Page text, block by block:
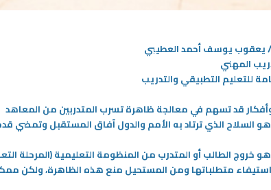
يعقوب يوسف أحمد العطيبي
المهني
للتعليم التطبيقي والتدريب
قد تسهم في معالجة ظاهرة تسرب المتدربين من المعاهد
هو السلاح الذي ترتاد به الأمم والدول آفاق المستقبل وتمضي
خروج الطالب أو المتدرب من المنظومة التعليمية (المرحلة
متطلباتها ومن المستحيل منع هذه الظاهرة، ولكن